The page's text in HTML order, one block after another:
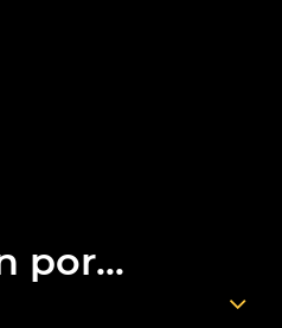
por...